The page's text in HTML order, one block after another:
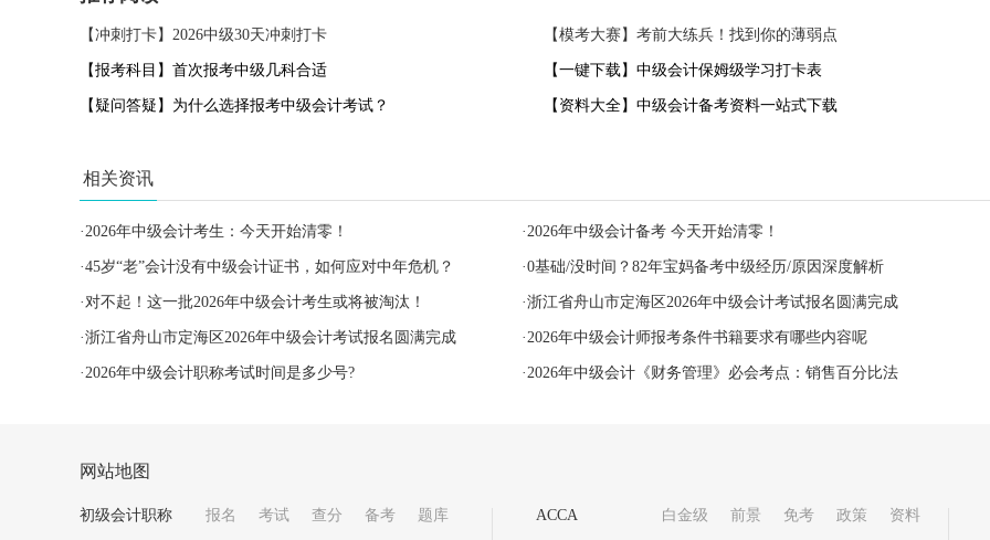
【冲刺打卡】2026中级30天冲刺打卡 【模考大赛】考前大练兵！找到你的薄弱点
【报考科目】首次报考中级几科合适 【一键下载】中级会计保姆级学习打卡表
【疑问答疑】为什么选择报考中级会计考试？ 【资料大全】中级会计备考资料一站式下载
相关资讯
·2026年中级会计考生：今天开始清零！ ·2026年中级会计备考 今天开始清零！
·45岁“老”会计没有中级会计证书，如何应对中年危机？ ·0基础/没时间？82年宝妈备考中级经历/原因深度解析
·对不起！这一批2026年中级会计考生或将被淘汰！ ·浙江省舟山市定海区2026年中级会计考试报名圆满完成
·浙江省舟山市定海区2026年中级会计考试报名圆满完成 ·2026年中级会计师报考条件书籍要求有哪些内容呢
·2026年中级会计职称考试时间是多少号? ·2026年中级会计《财务管理》必会考点：销售百分比法
网站地图
初级会计职称 报名 考试 查分 备考 题库 ACCA 白金级 前景 免考 政策 资料